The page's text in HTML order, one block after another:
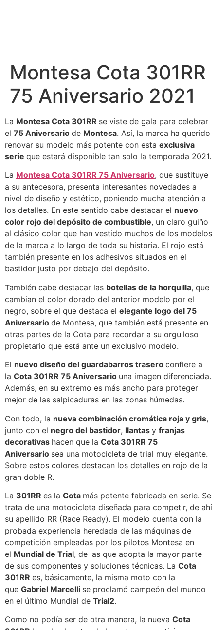
Montesa Cota 301RR
75 Aniversario 2021
La Montesa Cota 301RR se viste de gala para celebrar
el 75 Aniversario de Montesa. Así, la marca ha querido
renovar su modelo más potente con esta exclusiva
serie que estará disponible tan solo la temporada 2021.
La Montesa Cota 301RR 75 Aniversario, que sustituye
a su antecesora, presenta interesantes novedades a
nivel de diseño y estético, poniendo mucha atención a
los detalles. En este sentido cabe destacar el nuevo
color rojo del depósito de combustible, un claro guiño
al clásico color que han vestido muchos de los modelos
de la marca a lo largo de toda su historia. El rojo está
también presente en los adhesivos situados en el
bastidor justo por debajo del depósito.
También cabe destacar las botellas de la horquilla, que
cambian el color dorado del anterior modelo por el
negro, sobre el que destaca el elegante logo del 75
Aniversario de Montesa, que también está presente en
otras partes de la Cota para recordar a su orgulloso
propietario que está ante un exclusivo modelo.
El nuevo diseño del guardabarros trasero confiere a
la Cota 301RR 75 Aniversario una imagen diferenciada.
Además, en su extremo es más ancho para proteger
mejor de las salpicaduras en las zonas húmedas.
Con todo, la nueva combinación cromática roja y gris,
junto con el negro del bastidor, llantas y franjas
decorativas hacen que la Cota 301RR 75
Aniversario sea una motocicleta de trial muy elegante.
Sobre estos colores destacan los detalles en rojo de la
gran doble R.
La 301RR es la Cota más potente fabricada en serie. Se
trata de una motocicleta diseñada para competir, de ahí
su apellido RR (Race Ready). El modelo cuenta con la
probada experiencia heredada de las máquinas de
competición empleadas por los pilotos Montesa en
el Mundial de Trial, de las que adopta la mayor parte
de sus componentes y soluciones técnicas. La Cota
301RR es, básicamente, la misma moto con la
que Gabriel Marcelli se proclamó campeón del mundo
en el último Mundial de Trial2.
Como no podía ser de otra manera, la nueva Cota